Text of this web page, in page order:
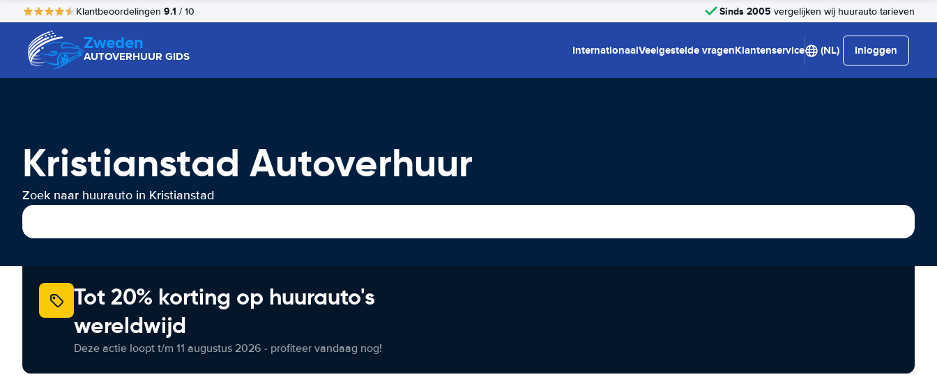
Klantbeoordelingen 9.1 / 10 Sinds 2005 vergelijken wij huurauto tarieven
Zweden
AUTOVERHUUR GIDS InternationaalVeelgestelde vragenKlantenservice (NL) Inloggen
Kristianstad Autoverhuur
Zoek naar huurauto in Kristianstad
Tot 20% korting op huurauto's
wereldwijd
Deze actie loopt t/m 11 augustus 2026 - profiteer vandaag nog!